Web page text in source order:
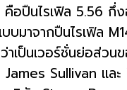
อปืนไรเฟิล 5.56 กึ่
บมาจากปืนไรเฟิล
าเป็นเวอร์ชั่นย่อส่วน
Sullivan และ